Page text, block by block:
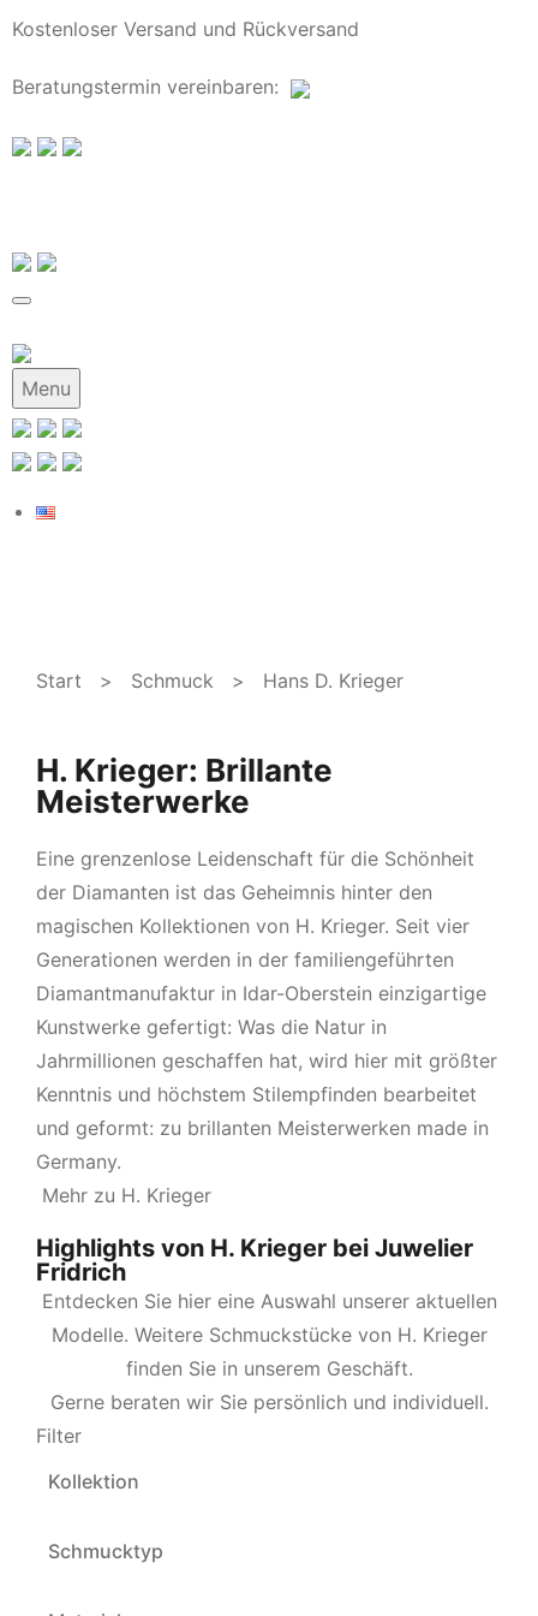
Kostenloser Versand und Rückversand
Beratungstermin vereinbaren:
Menu
Start > Schmuck > Hans D. Krieger
H. Krieger: Brillante
Meisterwerke
Eine grenzenlose Leidenschaft für die Schönheit
der Diamanten ist das Geheimnis hinter den
magischen Kollektionen von H. Krieger. Seit vier
Generationen werden in der familiengeführten
Diamantmanufaktur in Idar-Oberstein einzigartige
Kunstwerke gefertigt: Was die Natur in
Jahrmillionen geschaffen hat, wird hier mit größter
Kenntnis und höchstem Stilempfinden bearbeitet
und geformt: zu brillanten Meisterwerken made in
Germany.
Mehr zu H. Krieger
Highlights von H. Krieger bei Juwelier
Fridrich
Entdecken Sie hier eine Auswahl unserer aktuellen
Modelle. Weitere Schmuckstücke von H. Krieger
finden Sie in unserem Geschäft.
Gerne beraten wir Sie persönlich und individuell.
Filter
Kollektion
Flame
Schmucktyp
Armschmuck